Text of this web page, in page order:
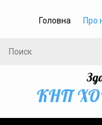
Головна Про
КНП